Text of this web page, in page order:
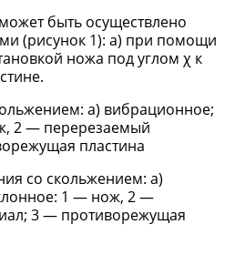
быть осуществлено
(рисунок 1): а) при помощи
ножа под углом χ к
со скольжением: а)
1 — нож, 2 —
3 — противорежущая